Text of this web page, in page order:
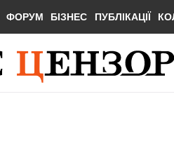
ФОРУМ БІЗНЕС ПУБЛІКАЦІЇ